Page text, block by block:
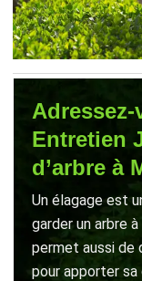
Entretien
d’arbre à
Un élagage est
garder un arbre
permet aussi de
pour apporter